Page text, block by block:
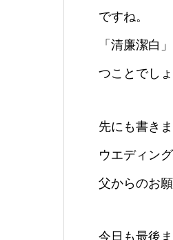
ですね。
「清廉潔白
つことでしょ
先にも書き
ウエディン
父からのお願
今日も最後